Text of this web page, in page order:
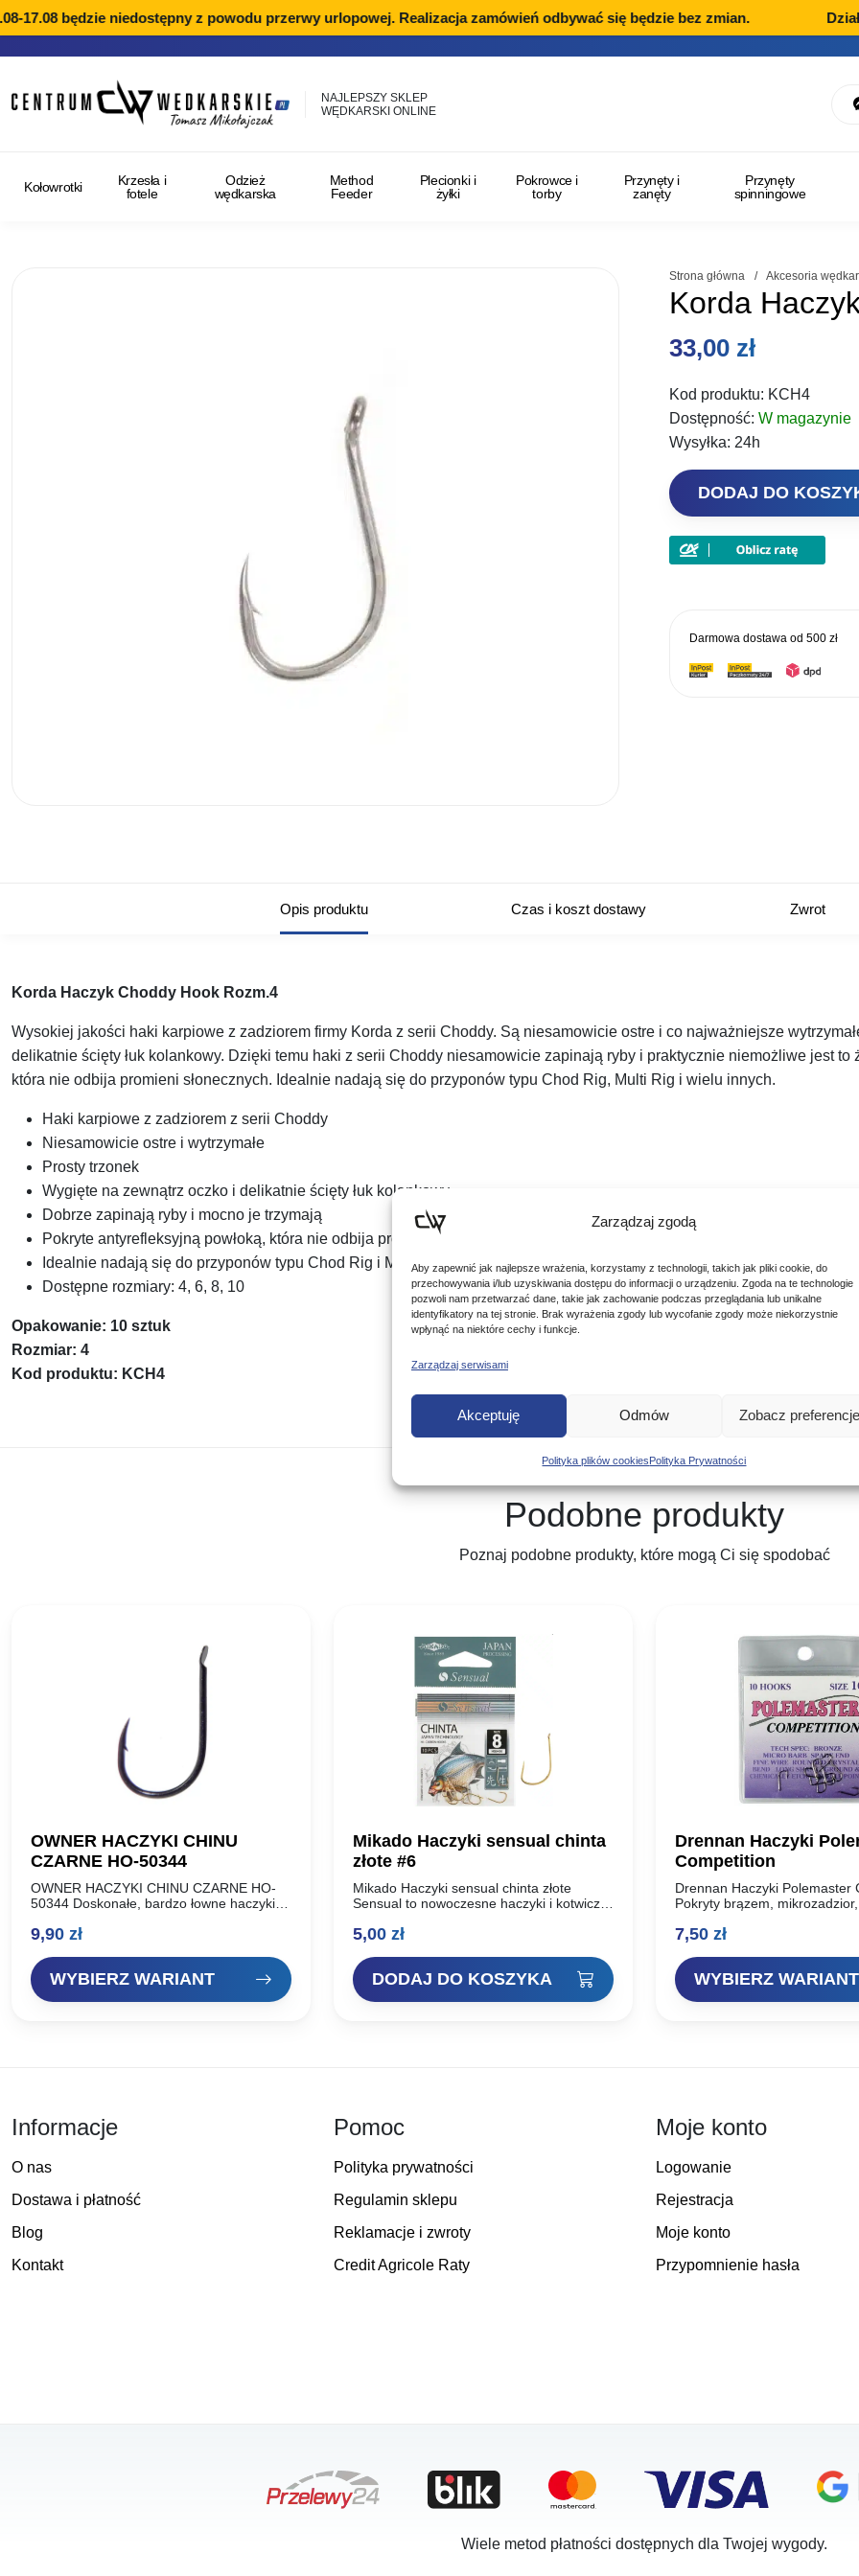
Zarządzaj zgodą
Aby zapewnić jak najlepsze wrażenia, korzystamy z technologii, takich jak pliki cookie, do
przechowywania i/lub uzyskiwania dostępu do informacji o urządzeniu. Zgoda na te technologie
pozwoli nam przetwarzać dane, takie jak zachowanie podczas przeglądania lub unikalne
identyfikatory na tej stronie. Brak wyrażenia zgody lub wycofanie zgody może niekorzystnie
wpłynąć na niektóre cechy i funkcje.
Zarządzaj serwisami
Akceptuję Odmów Zobacz preferencje
Polityka plików cookiesPolityka Prywatności
17.08 będzie niedostępny z powodu przerwy urlopowej. Realizacja zamówień odbywać się będzie bez zmian. Dział
NAJLEPSZY SKLEP
WĘDKARSKI ONLINE
Kołowrotki
Krzesła i
fotele
Odzież
wędkarska
Method
Feeder
Plecionki i
żyłki
Pokrowce i
torby
Przynęty i
zanęty
Przynęty
spinningowe
Strona główna / Akcesoria
Korda
33,00 zł
Kod produktu: KCH4
Dostępność:W magazynie
Wysyłka:24h
ilość
Korda
Choddy
DODAJ DO
Darmowa dostawa od500 zł
Opis produktu Czas i koszt dostawy Zwrot
Korda Haczyk Choddy Hook Rozm.4
Wysokiej jakości haki karpiowe z zadziorem firmy Korda z serii Choddy. Są niesamowicie ostre i co najważniejsze
delikatnie ścięty łuk kolankowy. Dzięki temu haki z serii Choddy niesamowicie zapinają ryby i praktycznie niemożliwe jest to
która nie odbija promieni słonecznych. Idealnie nadają się do przyponów typu Chod Rig, Multi Rig i wielu innych.
Haki karpiowe z zadziorem z serii Choddy
Niesamowicie ostre i wytrzymałe
Prosty trzonek
Wygięte na zewnątrz oczko i delikatnie ścięty łuk kolankowy
Dobrze zapinają ryby i mocno je trzymają
Pokryte antyrefleksyjną powłoką, która nie odbija promieni słonecznych
Idealnie nadają się do przyponów typu Chod Rig i Multi Rig
Dostępne rozmiary: 4, 6, 8, 10
Opakowanie: 10 sztuk
Rozmiar: 4
Kod produktu: KCH4
Podobne produkty
Poznaj podobne produkty, które mogą Ci się spodobać
OWNER HACZYKI CHINU
CZARNE HO-50344
OWNER HACZYKI CHINU CZARNE HO-
50344 Doskonałe, bardzo łowne haczyki z
Polecamy do łowienia na ziarna kukurydzy,
9,90 zł
WYBIERZ WARIANT
Mikado Haczyki sensual chinta
złote #6
Mikado Haczyki sensual chinta złote
Sensual to nowoczesne haczyki i kotwiczki
uszlachetnionej stali węglowej. Dzięki
Mechanicznej oraz…
5,00 zł
DODAJ DO KOSZYKA
Drennan Haczyki
Competition
Drennan Haczyki Polemaster
Pokryty brązem,
Haczyk dla profesjonalistów
amortyzatorem….
7,50 zł
WYBIERZ WARIANT
Informacje
O nas
Dostawa i płatność
Blog
Kontakt
Pomoc
Polityka prywatności
Regulamin sklepu
Reklamacje i zwroty
Credit Agricole Raty
Moje konto
Logowanie
Rejestracja
Moje konto
Przypomnienie hasła
Wiele metod płatności dostępnych dla Twojej wygody.